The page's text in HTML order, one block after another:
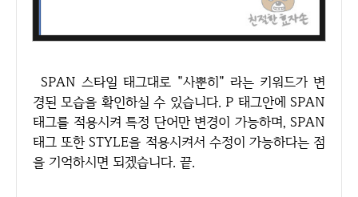
SPAN 스타일 태그대로 "사뿐히" 라는 키워드가 변
경된 모습을 확인하실 수 있습니다. P 태그안에 SPAN
태그를 적용시켜 특정 단어만 변경이 가능하며, SPAN
태그 또한 STYLE을 적용시켜서 수정이 가능하다는 점
을 기억하시면 되겠습니다. 끝.